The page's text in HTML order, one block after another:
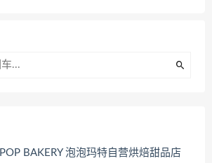
POP BAKERY 泡泡玛特自营烘焙甜品店